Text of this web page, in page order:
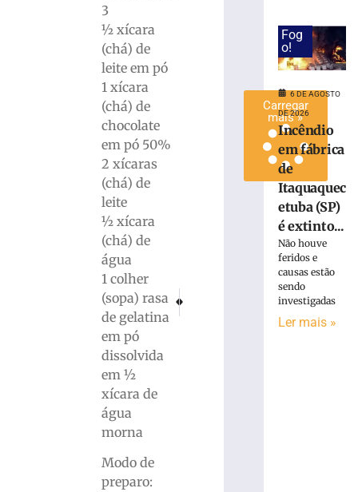
3
½ xícara
(chá) de
leite em pó
1 xícara
(chá) de
chocolate
em pó 50%
2 xícaras
(chá) de
leite
½ xícara
(chá) de
água
1 colher
(sopa) rasa
de gelatina
em pó
dissolvida
em ½
xícara de
água
morna
Modo de
preparo:
Obras na rua Abraão de Souza e
PRÓXIMO
Operação conjunta entre Polícia Civil de
Carregar
mais »
Fog
o!
6 DE AGOSTO
DE 2026
Incêndio
em fábrica
de
Itaquaquec
etuba (SP)
é extinto...
Não houve
feridos e
causas estão
sendo
investigadas
Ler mais »